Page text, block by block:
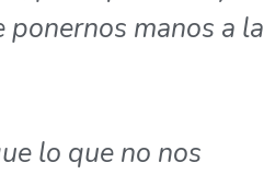
ponernos manos a la
lo que no nos